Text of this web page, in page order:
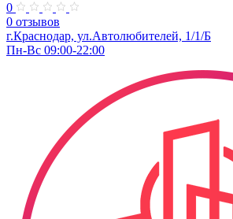
0
0 отзывов
г.Краснодар, ул.Автолюбителей, 1/1/Б
Пн-Вс 09:00-22:00